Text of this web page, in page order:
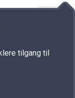
tilgang til